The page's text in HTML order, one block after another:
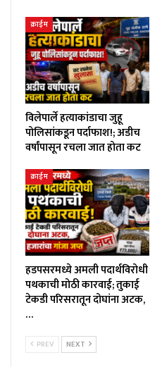
क्राईम
विलेपार्ले हत्याकांडाचा जुहू
पोलिसांकडून पर्दाफाश!; अडीच
वर्षांपासून रचला जात होता कट
क्राईम
हडपसरमध्ये अमली पदार्थविरोधी
पथकाची मोठी कारवाई; तुकाई
टेकडी परिसरातून दोघांना अटक,
…
PREV NEXT